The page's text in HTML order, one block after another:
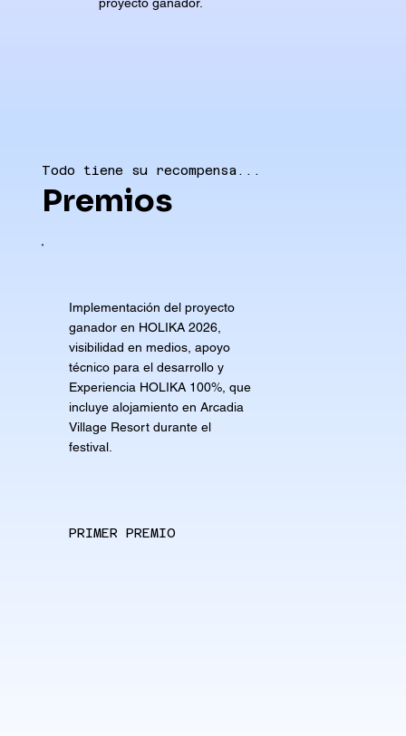
Todo tiene su recompensa...
Premios
Implementación del proyecto
ganador en HOLIKA 2026,
visibilidad en medios, apoyo
técnico para el desarrollo y
Experiencia HOLIKA 100%, que
incluye alojamiento en Arcadia
Village Resort durante el
festival.
PRIMER PREMIO